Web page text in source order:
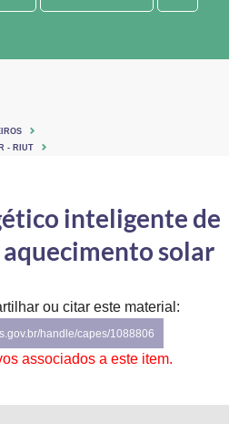
Direitos Humanos
- RIUT
inteligente de
solar
ou citar este material:
handle/capes/1088806
associados a este item.